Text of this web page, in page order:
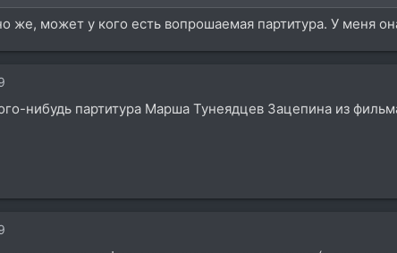
же, может у кого есть вопрошаемая партитура. У меня
нибудь партитура Марша Тунеядцев Зацепина из